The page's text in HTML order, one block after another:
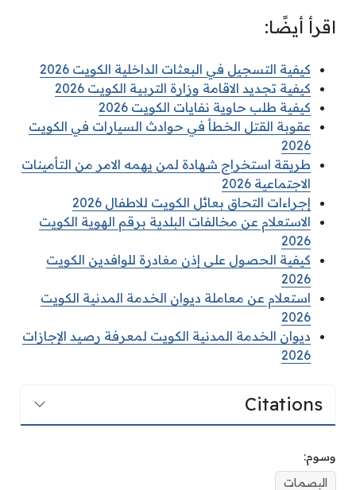
اقرأ أيضًا:
كيفية التسجيل في البعثات الداخلية الكويت 2026
كيفية تجديد الاقامة وزارة التربية الكويت 2026
كيفية طلب حاوية نفايات الكويت 2026
عقوبة القتل الخطأ في حوادث السيارات في الكويت
2026
طريقة استخراج شهادة لمن يهمه الامر من التأمينات
الاجتماعية 2026
إجراءات التحاق بعائل الكويت للاطفال 2026
الاستعلام عن مخالفات البلدية برقم الهوية الكويت
2026
كيفية الحصول على إذن مغادرة للوافدين الكويت
2026
استعلام عن معاملة ديوان الخدمة المدنية الكويت
2026
ديوان الخدمة المدنية الكويت لمعرفة رصيد الإجازات
2026
Citations
وسوم:
البصمات